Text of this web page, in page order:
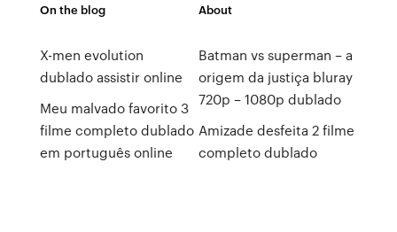
On the blog
X-men evolution
dublado assistir online
Meu malvado favorito 3
filme completo dublado
em português online
About
Batman vs superman – a
origem da justiça bluray
720p – 1080p dublado
Amizade desfeita 2 filme
completo dublado